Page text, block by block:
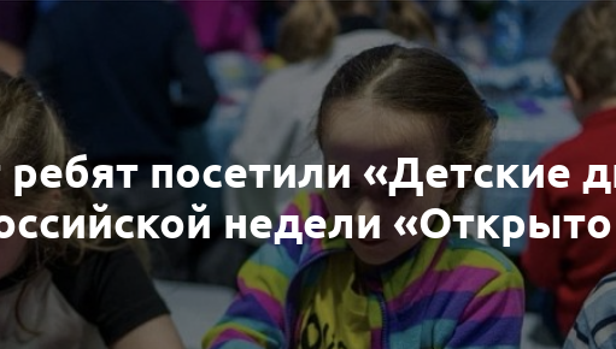
посетили «Детские
недели «Открыто